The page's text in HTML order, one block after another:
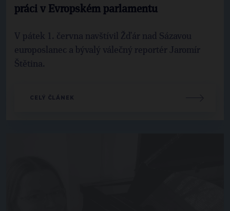
práci v Evropském parlamentu
V pátek 1. června navštívil Žďár nad Sázavou
europoslanec a bývalý válečný reportér Jaromír
Štětina.
CELÝ ČLÁNEK